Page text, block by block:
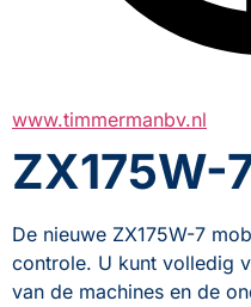
www.timmermanbv.nl
ZX175W-
De nieuwe ZX175W-7
controle. U kunt volledig
van de machines en de